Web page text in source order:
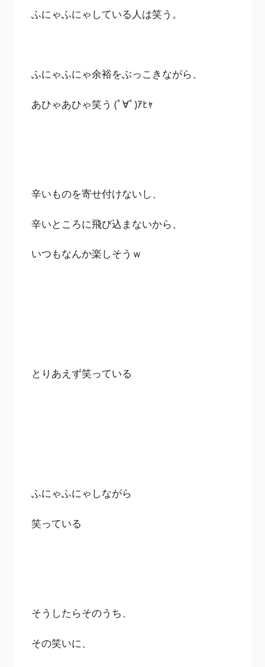
ふにゃふにゃしている人は笑う。
ふにゃふにゃ余裕をぶっこきながら、
あひゃあひゃ笑う (ﾟ∀ﾟ)ｱﾋｬ
辛いものを寄せ付けないし、
辛いところに飛び込まないから、
いつもなんか楽しそうｗ
とりあえず笑っている
ふにゃふにゃしながら
笑っている
そうしたらそのうち、
その笑いに、